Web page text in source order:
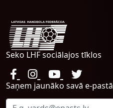
Seko LHF sociālajos tīklos
Saņem jaunāko savā e-pastā